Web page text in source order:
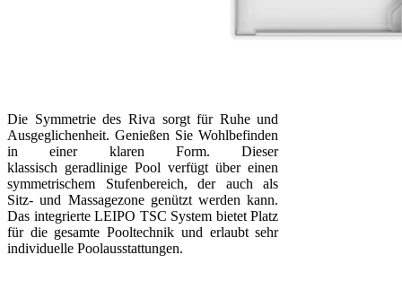
Die Symmetrie des Riva sorgt für Ruhe und
Ausgeglichenheit. Genießen Sie Wohlbefinden
in einer klaren Form. Dieser
klassisch geradlinige Pool verfügt über einen
symmetrischem Stufenbereich, der auch als
Sitz- und Massagezone genützt werden kann.
Das integrierte LEIPO TSC System bietet Platz
für die gesamte Pooltechnik und erlaubt sehr
individuelle Poolausstattungen.